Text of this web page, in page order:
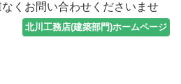
くお問い合わせくださいませ
北川工務店(建築部門)ホームページ